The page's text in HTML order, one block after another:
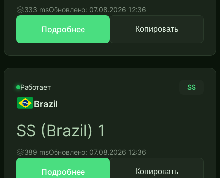
333 msОбновлено: 07.08.2026 12:36
Подробнее Копировать
Работает SS
Brazil
SS (Brazil) 1
389 msОбновлено: 07.08.2026 12:36
Подробнее Копировать